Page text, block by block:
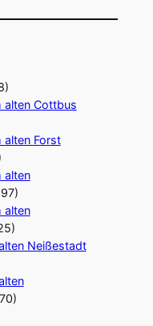
alten Cottbus
alten Forst
alten
alten
Neißestadt